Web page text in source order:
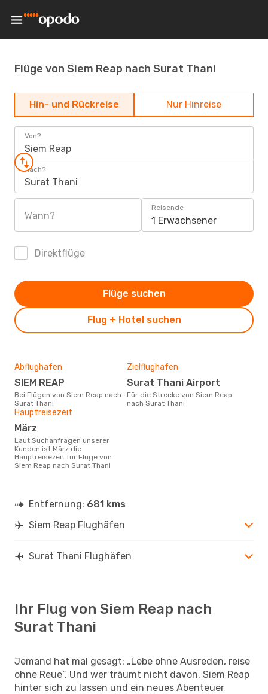
Flüge von Siem Reap nach Surat Thani
Hin- und Rückreise Nur Hinreise
Von?
Siem Reap
Nach?
Surat Thani
Wann?
Reisende
1 Erwachsener
Direktflüge
Flug + Hotel suchen
Flüge suchen
Abflughafen
SIEM REAP
Bei Flügen von Siem Reap nach
Surat Thani
Zielflughafen
Surat Thani Airport
Für die Strecke von Siem Reap
nach Surat Thani
Hauptreisezeit
März
Laut Suchanfragen unserer
Kunden ist März die
Hauptreisezeit für Flüge von
Siem Reap nach Surat Thani
Entfernung: 681 kms
Siem Reap Flughäfen
Surat Thani Flughäfen
Ihr Flug von Siem Reap nach
Surat Thani
Jemand hat mal gesagt: „Lebe ohne Ausreden, reise
ohne Reue“. Und wer träumt nicht davon, Siem Reap
hinter sich zu lassen und ein neues Abenteuer